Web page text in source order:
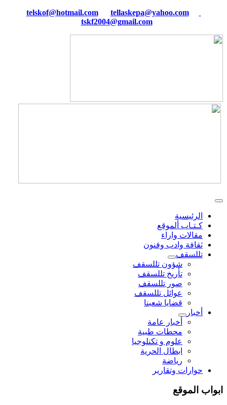
tellaskepa@yahoo.com
tskf2004@gmail.com
الرئيسية
كـتـاب ألموقع
مقالات واراء
ثقافة وادب وفنون
تللسقف
شؤون تللسقف
تأريخ تللسقف
صور تللسقف
عوائل تللسقف
قضايا شعبنا
أخبار
أخبار عامة
محطات طبية
علوم و تکنلوجیا
ابطال الحرية
رياضة
حوارات وتقارير
ابواب الموقع